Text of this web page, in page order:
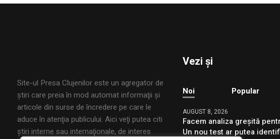
Site-ul Presa Clujenilor este un agregator de
ştiri care preia în mod automat informaţii şi
articole din surse de încredere pe care le
aduce în atenţia publicului. Aici veţi putea citi
ştiri interne sau internaţionale, de interes
Vezi și
Noi Popular
AUGUST 8, 2026
Facem analiza greșită
Un nou test ar putea